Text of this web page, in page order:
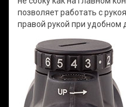
позволяет работать с
правой рукой при удобном